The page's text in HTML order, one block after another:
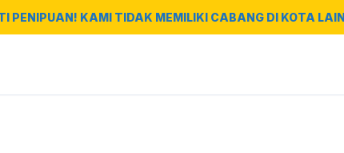
PENIPUAN! KAMI TIDAK MEMILIKI CABANG DI KOTA